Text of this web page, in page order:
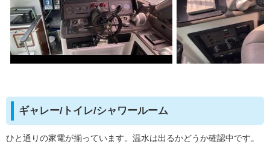
ギャレー/トイレ/シャワールーム
ひと通りの家電が揃っています。温水は出るかどうか確認中です。